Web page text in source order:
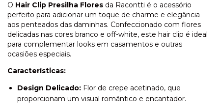
O Hair Clip Presilha Flores da Racontti é o acessório
perfeito para adicionar um toque de charme e elegância
aos penteados das daminhas. Confeccionado com flores
delicadas nas cores branco e off-white, este hair clip é ideal
para complementar looks em casamentos e outras
ocasiões especiais.
Características:
Design Delicado: Flor de crepe acetinado, que
proporcionam um visual romântico e encantador.